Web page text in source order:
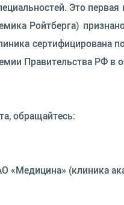
Это
Ройтберга)
сертифицирована
Правительства РФ в
обращайтесь:
«Медицина» (клиника